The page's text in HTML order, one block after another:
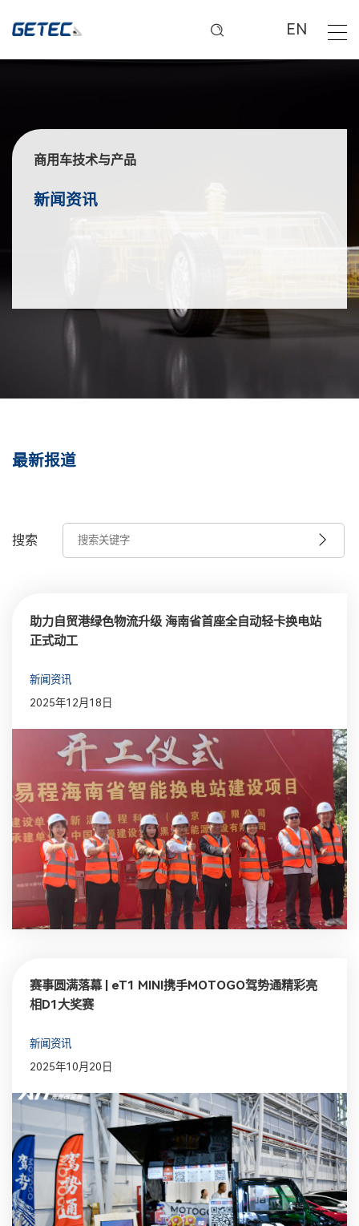
EN
商用车技术与产品
新闻资讯
最新报道
搜索
助力自贸港绿色物流升级 海南省首座全自动轻卡换电站
正式动工
新闻资讯
2025年12月18日
赛事圆满落幕 | eT1 MINI携手MOTOGO驾势通精彩亮
相D1大奖赛
新闻资讯
2025年10月20日